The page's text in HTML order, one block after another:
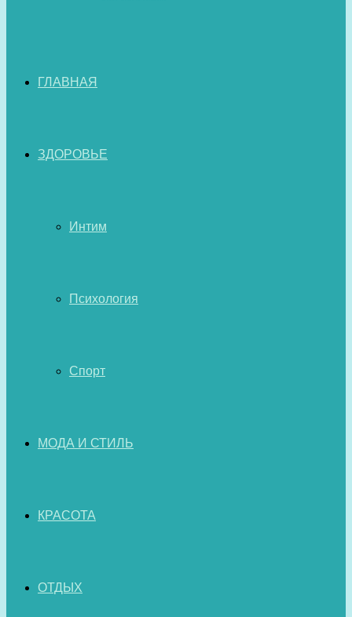
ГЛАВНАЯ
ЗДОРОВЬЕ
Интим
Психология
Спорт
МОДА И СТИЛЬ
КРАСОТА
ОТДЫХ